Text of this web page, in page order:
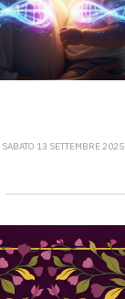
SABATO 13 SETTEMBRE 2025